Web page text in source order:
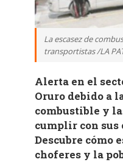
La escasez de
transportistas /LA
Alerta en el
Oruro debido a
combustible y
cumplir con sus
Descubre cómo
choferes y la